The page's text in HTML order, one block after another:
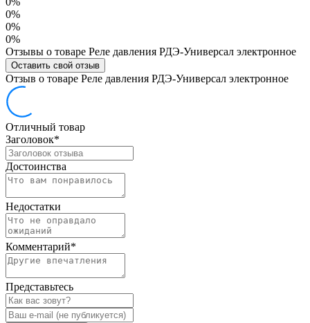
0%
0%
0%
Отзывы о товаре Реле давления РДЭ-Универсал электронное
Оставить свой отзыв
Отзыв о товаре Реле давления РДЭ-Универсал электронное
Отличный товар
Заголовок*
Достоинства
Недостатки
Комментарий*
Представьтесь